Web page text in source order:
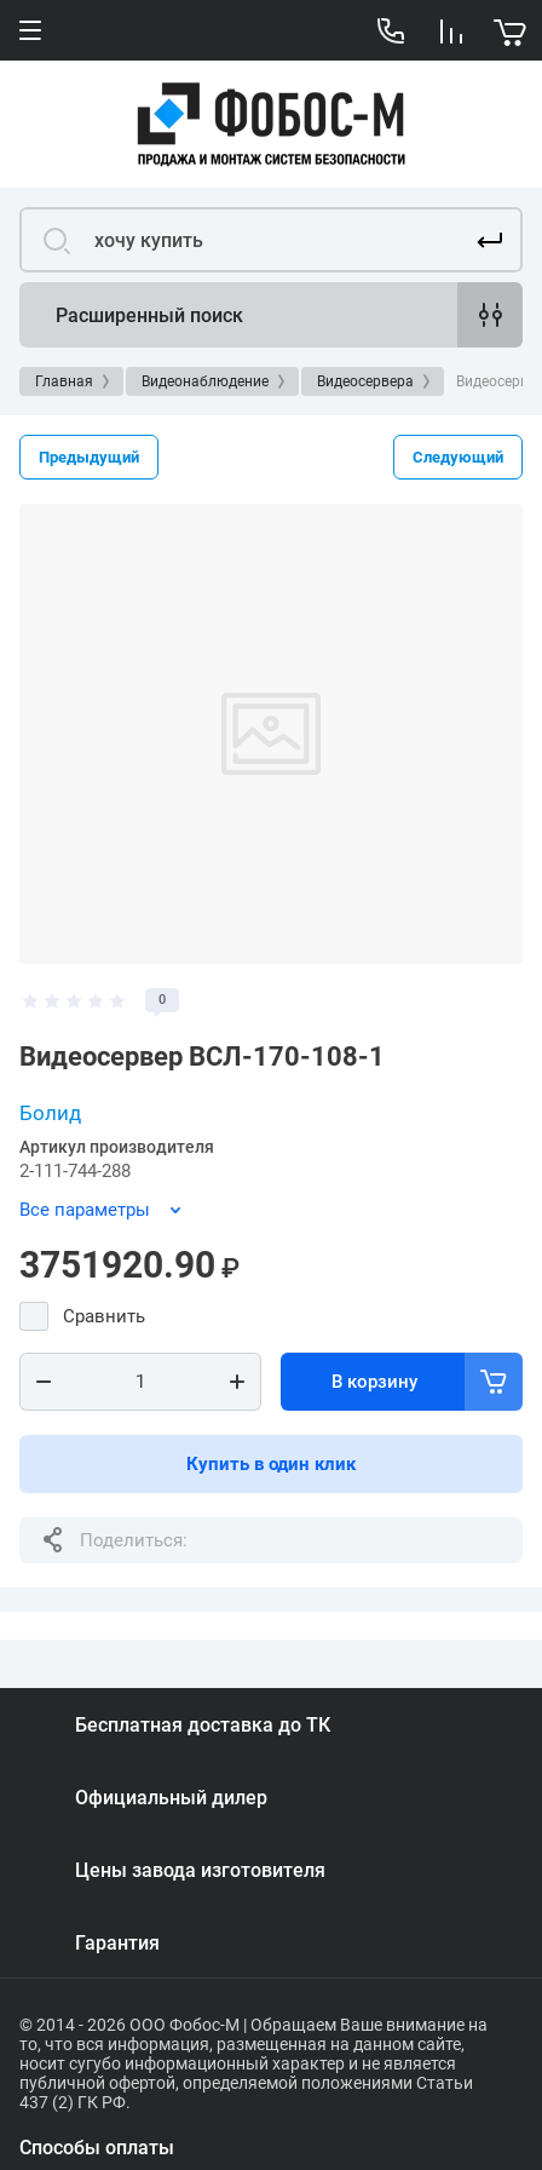
Расширенный поиск
Главная Видеонаблюдение Видеосервера
Предыдущий Следующий
0
Видеосервер ВСЛ-170-108-1
Болид
Артикул производителя
2-111-744-288
Все параметры
3751920.90 ₽
Сравнить
В корзину
Купить в один клик
Поделиться:
Бесплатная доставка до ТК
Официальный дилер
Цены завода изготовителя
Гарантия
© 2014 - 2026 ООО Фобос-М | Обращаем Ваше внимание на
то, что вся информация, размещенная на данном сайте,
носит сугубо информационный характер и не является
публичной офертой, определяемой положениями Статьи
437 (2) ГК РФ.
Способы оплаты